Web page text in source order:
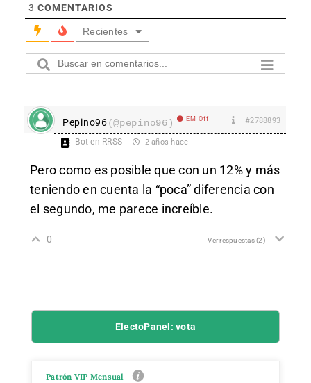
3 COMENTARIOS
Recientes
Pepino96(@pepino96) EM Off #2788893
Bot en RRSS 2 años hace
Pero como es posible que con un 12% y más
teniendo en cuenta la “poca” diferencia con
el segundo, me parece increíble.
0 Ver respuestas(2)
ElectoPanel: vota
Patrón VIP Mensual